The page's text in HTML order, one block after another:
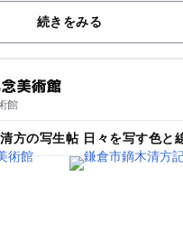
スでミニ展示を行い、観覧
続きをみる
美術館
館
方の写生帖 日々を写す色と